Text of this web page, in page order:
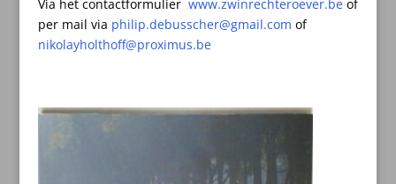
Via het contactformulier www.zwinrechteroever.be of
per mail via philip.debusscher@gmail.com of
nikolayholthoff@proximus.be